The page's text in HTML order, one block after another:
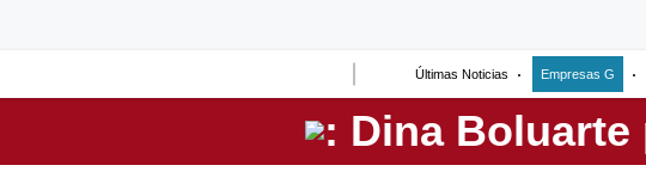
Últimas Noticias Empresas G
Perú